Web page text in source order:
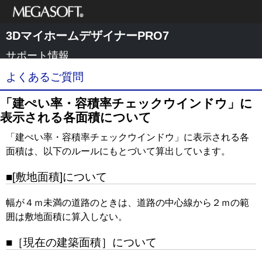
メガソフト株式
会社
3DマイホームデザイナーPRO7
サポート情報
よくあるご質問
「建ぺい率・容積率チェックウインドウ」に
表示される各面積について
「建ぺい率・容積率チェックウインドウ」に表示される各
面積は、以下のルールにもとづいて算出しています。
■[敷地面積]について
幅が４ｍ未満の道路のときは、道路の中心線から２ｍの範
囲は敷地面積に算入しない。
■［現在の建築面積］について